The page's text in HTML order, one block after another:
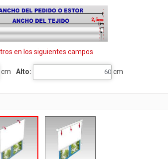
en los siguientes campos
cm Alto: cm